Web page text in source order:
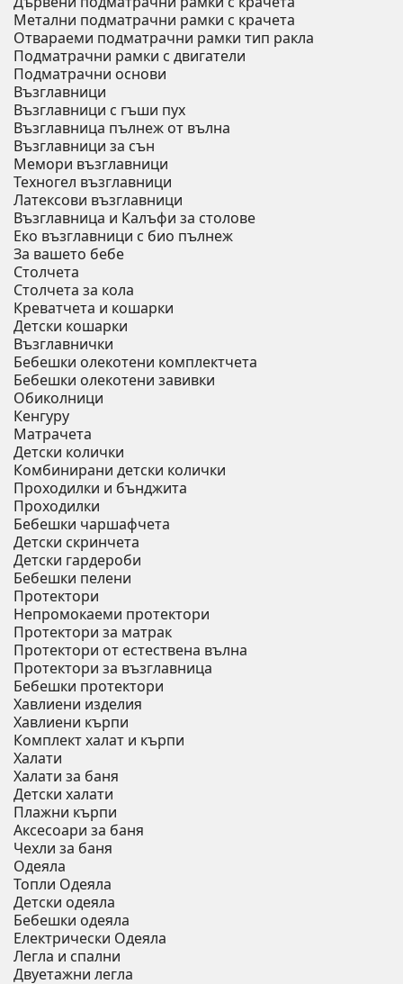
Метални подматрачни рамки с крачета
Отвараеми подматрачни рамки тип ракла
Подматрачни рамки с двигатели
Подматрачни основи
Възглавници
Възглавници с гъши пух
Възглавница пълнеж от вълна
Възглавници за сън
Мемори възглавници
Техногел възглавници
Латексови възглавници
Възглавница и Калъфи за столове
Еко възглавници с био пълнеж
За вашето бебе
Столчета
Столчета за кола
Креватчета и кошарки
Детски кошарки
Възглавнички
Бебешки oлекотени комплектчета
Бебешки олекотени завивки
Обиколници
Кенгуру
Матрачета
Детски колички
Комбинирани детски колички
Проходилки и бънджита
Проходилки
Бебешки чаршафчета
Детски скринчета
Детски гардероби
Бебешки пелени
Протектори
Непромокаеми протектори
Протектори за матрак
Протектори от естествена вълна
Протектори за възглавница
Бебешки протектори
Хавлиени изделия
Хавлиени кърпи
Комплект халат и кърпи
Халати
Халати за баня
Детски халати
Плажни кърпи
Аксесоари за баня
Чехли за баня
Одеяла
Топли Одеяла
Детски одеяла
Бебешки одеяла
Електрически Одеяла
Легла и спални
Двуетажни легла